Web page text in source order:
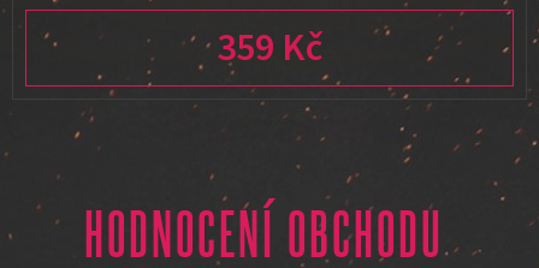
359 Kč
Měrná cena:
HODNOCENÍ OBCHODU